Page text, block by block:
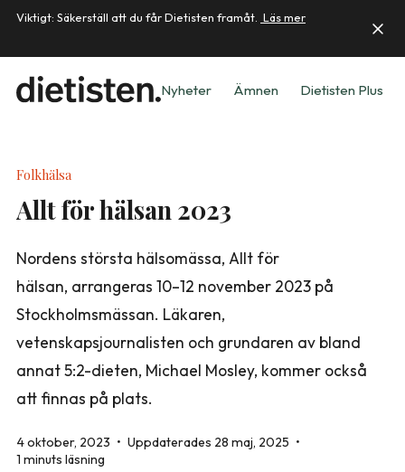
Viktigt: Säkerställ att du får Dietisten framåt. Läs mer
Nyheter Ämnen Dietisten Plus
Folkhälsa
Allt för hälsan 2023
Nordens största hälsomässa, Allt för
hälsan, arrangeras 10–12 november 2023 på
Stockholmsmässan. Läkaren,
vetenskapsjournalisten och grundaren av bland
annat 5:2-dieten, Michael Mosley, kommer också
att finnas på plats.
4 oktober, 2023 • Uppdaterades 28 maj, 2025 •
1 minuts läsning